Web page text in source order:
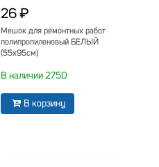
26 ₽
Мешок для ремонтных работ
полипропиленовый БЕЛЫЙ
(55х95см)
В наличии 2750
В корзину